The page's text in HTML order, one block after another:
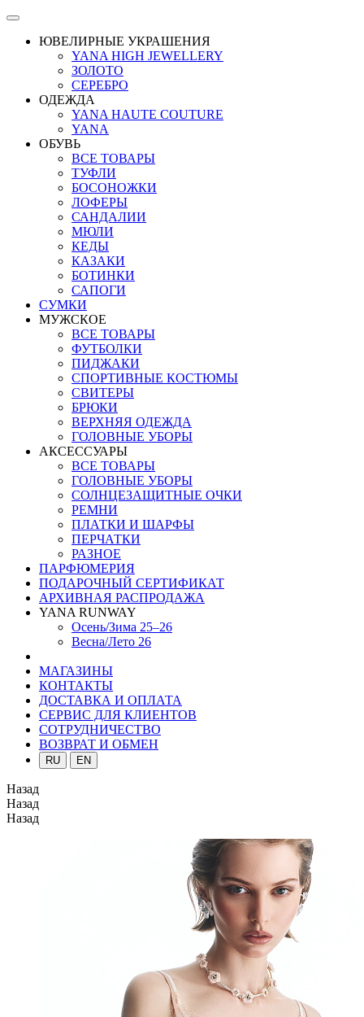
ЮВЕЛИРНЫЕ УКРАШЕНИЯ
YANA HIGH JEWELLERY
ЗОЛОТО
СЕРЕБРО
ОДЕЖДА
YANA HAUTE COUTURE
YANA
ОБУВЬ
ВСЕ ТОВАРЫ
ТУФЛИ
БОСОНОЖКИ
ЛОФЕРЫ
САНДАЛИИ
МЮЛИ
КЕДЫ
КАЗАКИ
БОТИНКИ
САПОГИ
СУМКИ
МУЖСКОЕ
ВСЕ ТОВАРЫ
ФУТБОЛКИ
ПИДЖАКИ
СПОРТИВНЫЕ КОСТЮМЫ
СВИТЕРЫ
БРЮКИ
ВЕРХНЯЯ ОДЕЖДА
ГОЛОВНЫЕ УБОРЫ
АКСЕССУАРЫ
ВСЕ ТОВАРЫ
ГОЛОВНЫЕ УБОРЫ
СОЛНЦЕЗАЩИТНЫЕ ОЧКИ
РЕМНИ
ПЛАТКИ И ШАРФЫ
ПЕРЧАТКИ
РАЗНОЕ
ПАРФЮМЕРИЯ
ПОДАРОЧНЫЙ СЕРТИФИКАТ
АРХИВНАЯ РАСПРОДАЖА
YANA RUNWAY
Осень/Зима 25–26
Весна/Лето 26
МАГАЗИНЫ
КОНТАКТЫ
ДОСТАВКА И ОПЛАТА
СЕРВИС ДЛЯ КЛИЕНТОВ
СОТРУДНИЧЕСТВО
ВОЗВРАТ И ОБМЕН
RU EN
Назад
Назад
Назад